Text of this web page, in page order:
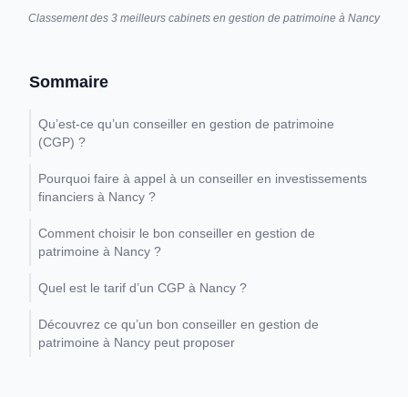
Classement des 3 meilleurs cabinets en gestion de patrimoine à Nancy
Sommaire
Qu’est-ce qu’un conseiller en gestion de patrimoine
(CGP) ?
Pourquoi faire à appel à un conseiller en investissements
financiers à Nancy ?
Comment choisir le bon conseiller en gestion de
patrimoine à Nancy ?
Quel est le tarif d’un CGP à Nancy ?
Découvrez ce qu’un bon conseiller en gestion de
patrimoine à Nancy peut proposer